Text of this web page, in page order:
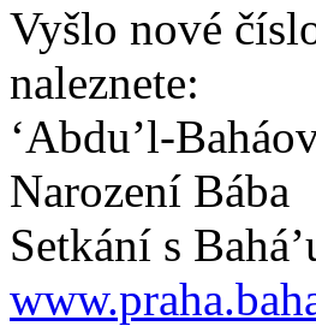
Vyšlo nové
naleznete:
‘Abdu’l-
Narození Bába
Setkání s